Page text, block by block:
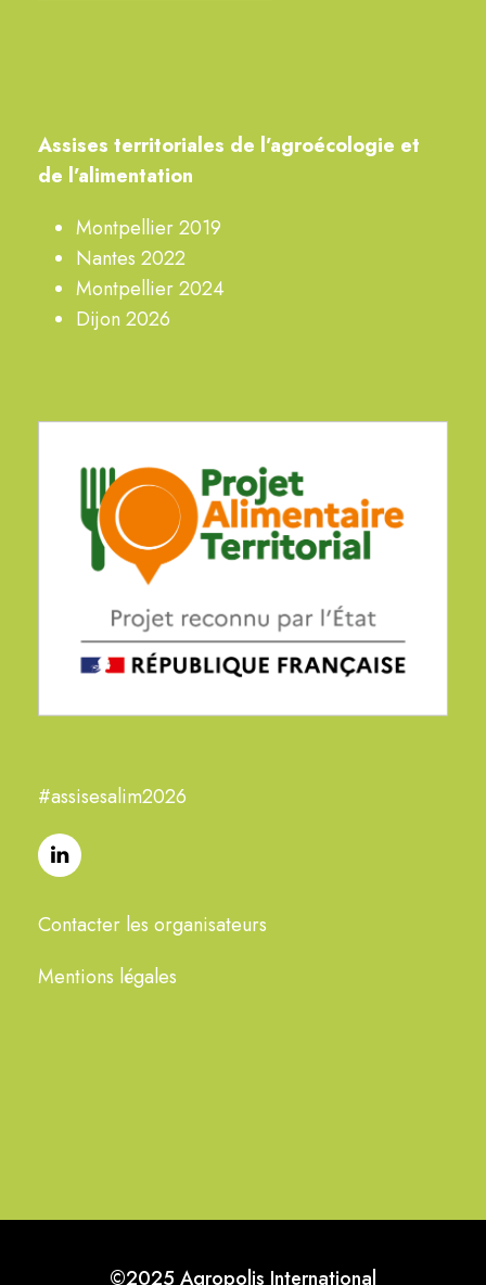
Assises territoriales de l’agroécologie et
de l’alimentation
Montpellier 2019
Nantes 2022
Montpellier 2024
Dijon 2026
#assisesalim2026
Contacter les organisateurs
Mentions légales
©2025 Agropolis International